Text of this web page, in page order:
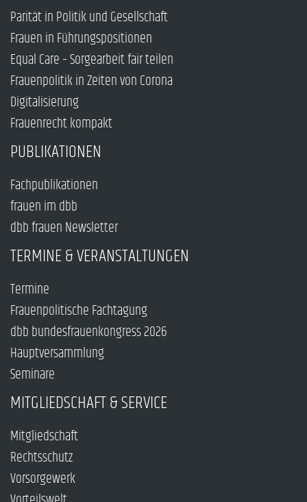
Parität in Politik und Gesellschaft
Frauen in Führungspositionen
Equal Care – Sorgearbeit fair teilen
Frauenpolitik in Zeiten von Corona
Digitalisierung
Frauenrecht kompakt
PUBLIKATIONEN
Fachpublikationen
frauen im dbb
dbb frauen Newsletter
TERMINE & VERANSTALTUNGEN
Termine
Frauenpolitische Fachtagung
dbb bundesfrauenkongress 2026
Hauptversammlung
Seminare
MITGLIEDSCHAFT & SERVICE
Mitgliedschaft
Rechtsschutz
Vorsorgewerk